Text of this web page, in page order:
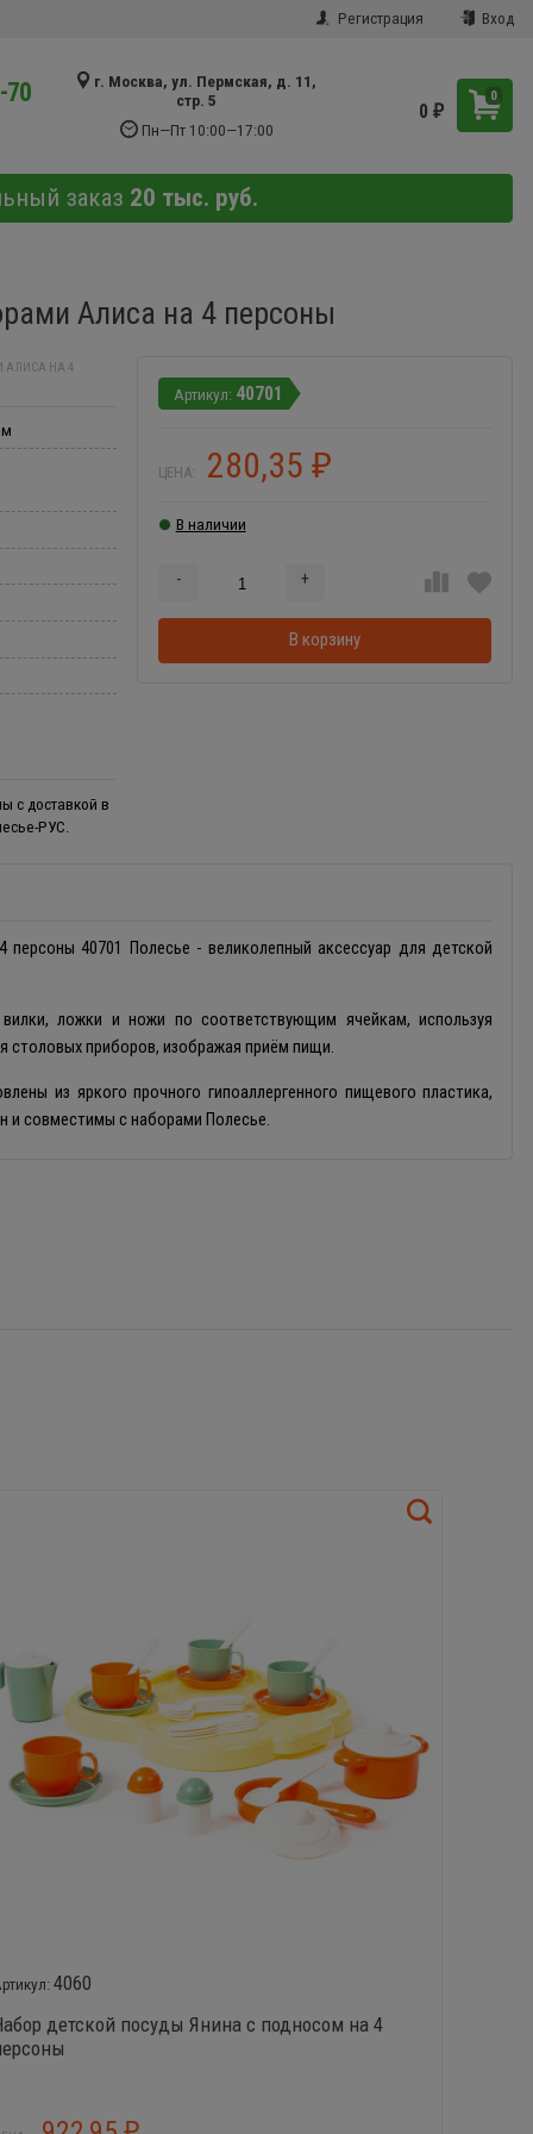
Регистрация Вход
70
г. Москва, ул. Пермская, д. 11,
стр. 5
Пн—Пт 10:00—17:00
0
0₽
заказ 20 тыс. руб.
Алиса на 4 персоны
40701
ЦЕНА: 280,35₽
В наличии
- +
В корзину
АЛИСА НА 4
с доставкой в
РУС.
40701 Полесье - великолепный аксессуар для детской
ложки и ножи по соответствующим ячейкам, используя
столовых приборов, изображая приём пищи.
из яркого прочного гипоаллергенного пищевого пластика,
совместимы с наборами Полесье.
4060
детской посуды Янина с подносом на 4